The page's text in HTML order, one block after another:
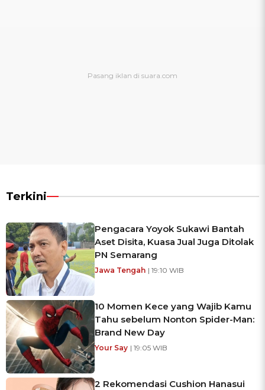
Terkini
Pengacara Yoyok Sukawi Bantah
Aset Disita, Kuasa Jual Juga Ditolak
PN Semarang
Jawa Tengah | 19:10 WIB
10 Momen Kece yang Wajib Kamu
Tahu sebelum Nonton Spider-Man:
Brand New Day
Your Say | 19:05 WIB
2 Rekomendasi Cushion Hanasui